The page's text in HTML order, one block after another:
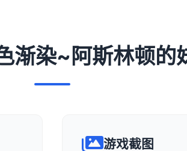
渐染~阿斯林顿的
游戏截图